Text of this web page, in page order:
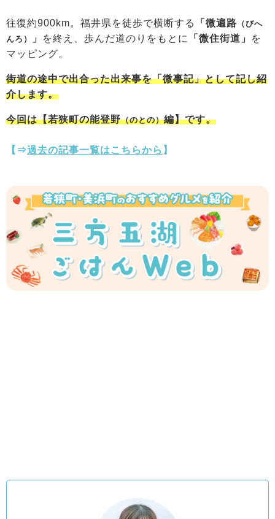
往復約900km。福井県を徒歩で横断する 「微遍路 （びへ
んろ）
」 を終え、歩んだ道のりをもとに 「微住街道」
を
マッピング。
街道の途中で出合った出来事を「微事記」として記し紹
介します。
今回は【若狭町の能登野（のとの）編】です。
【⇒過去の記事一覧はこちらから 】